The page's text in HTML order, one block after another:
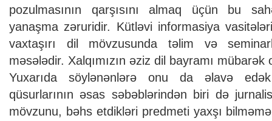
pozulmasının qarşısını almaq üçün bu
yanaşma zəruridir. Kütləvi informasiya
vaxtaşırı dil mövzusunda təlim və
məsələdir. Xalqımızın əziz dil bayramı mübarək
Yuxarıda söylənənlərə onu da əlavə
qüsurlarının əsas səbəblərindən biri də
mövzunu, bəhs etdikləri predmeti yaxşı